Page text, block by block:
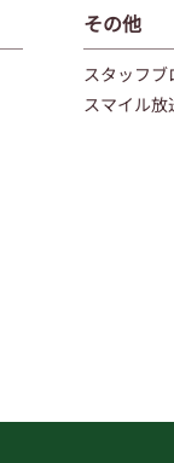
その他
スタッフブ
スマイル放